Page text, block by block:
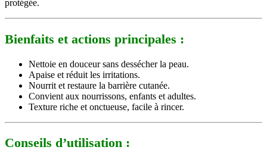
protégée.
Bienfaits et actions principales :
Nettoie en douceur sans dessécher la peau.
Apaise et réduit les irritations.
Nourrit et restaure la barrière cutanée.
Convient aux nourrissons, enfants et adultes.
Texture riche et onctueuse, facile à rincer.
Conseils d’utilisation :